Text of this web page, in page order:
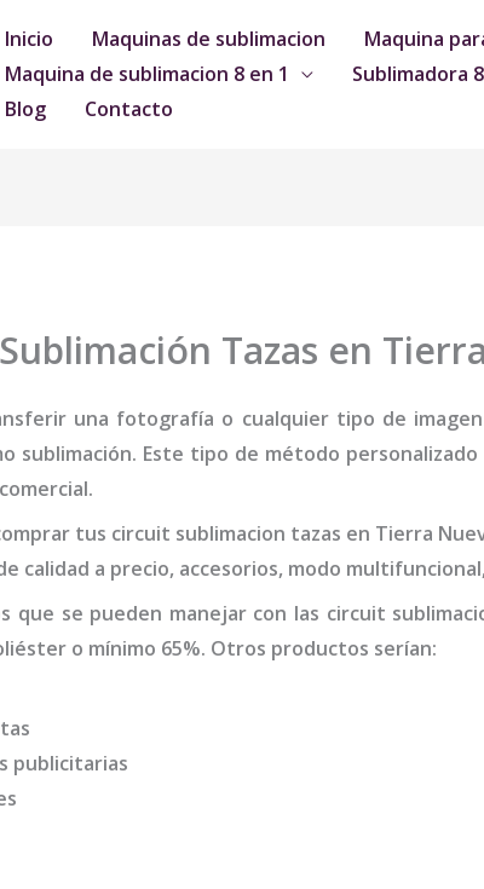
Inicio Maquinas de sublimacion Maquina
Maquina de sublimacion 8 en 1
Sublimadora
Blog
Contacto
Tazas en
una fotografía o cualquier tipo de
sublimación. Este tipo de método
tus circuit sublimacion tazas en Tierra
calidad a precio, accesorios, modo
que se pueden manejar con las circuit
o mínimo 65%. Otros productos serían:
publicitarias